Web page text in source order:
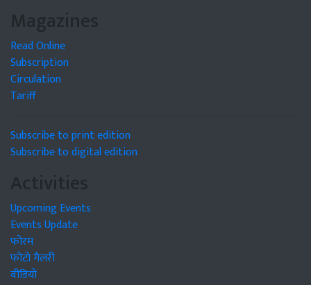
Magazines
Read Online
Subscription
Circulation
Tariff
Subscribe to print edition
Subscribe to digital edition
Activities
Upcoming Events
Events Update
फोरम
फोटो गैलरी
वीडियो